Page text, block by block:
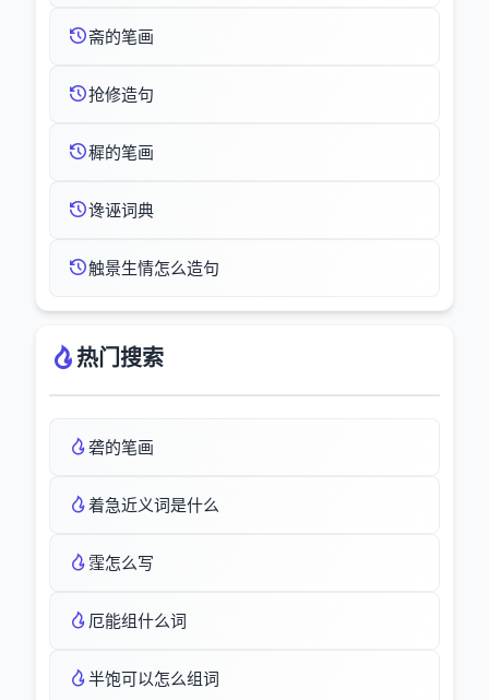
斋的笔画
抢修造句
穉的笔画
谗诬词典
触景生情怎么造句
热门搜索
砻的笔画
着急近义词是什么
霔怎么写
厄能组什么词
半饱可以怎么组词